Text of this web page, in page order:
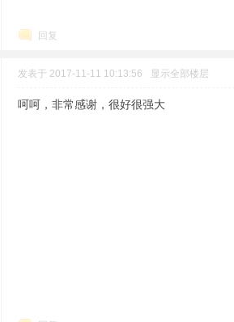
回复
发表于 2017-11-11 10:13:56 显示全部楼层
呵呵，非常感谢，很好很强大